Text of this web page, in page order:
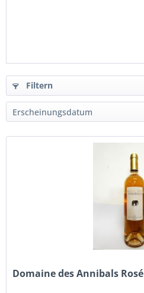
Filtern
Domaine des Annibals Rosé